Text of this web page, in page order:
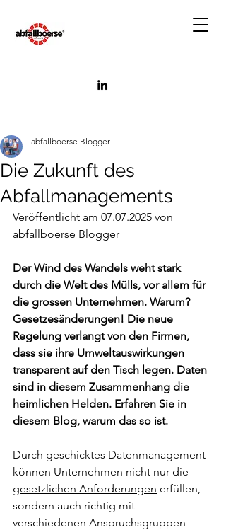
Die Zukunft des
Abfallmanagements
abfallboerse Blogger
Veröffentlicht am 07.07.2025 von
abfallboerse Blogger
Der Wind des Wandels weht stark
durch die Welt des Mülls, vor allem für
die grossen Unternehmen. Warum?
Gesetzesänderungen! Die neue
Regelung verlangt von den Firmen,
dass sie ihre Umweltauswirkungen
transparent auf den Tisch legen. Daten
sind in diesem Zusammenhang die
heimlichen Helden. Erfahren Sie in
diesem Blog, warum das so ist.
Durch geschicktes Datenmanagement
können Unternehmen nicht nur die
gesetzlichen Anforderungen erfüllen,
sondern auch richtig mit
verschiedenen Anspruchsgruppen